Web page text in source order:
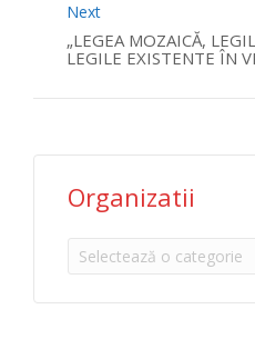
Next
„LEGEA MOZAICĂ,
LEGILE EXISTENTE ÎN
Organizatii
Organizatii